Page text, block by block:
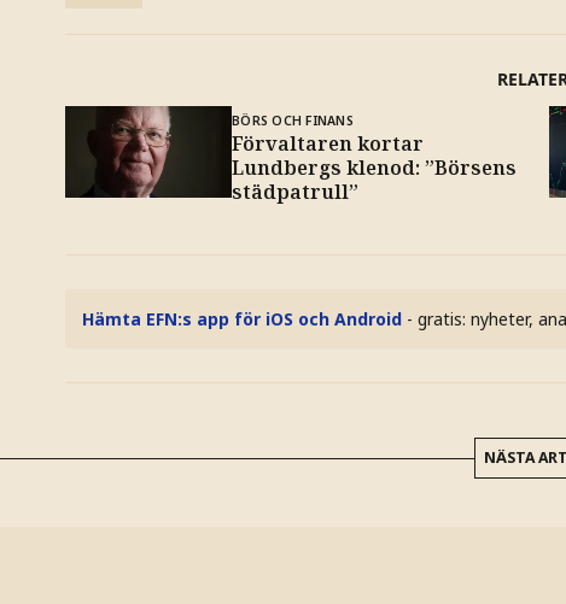
BÖRS OCH FINANS
Förvaltaren kortar
Lundbergs klenod: ”Börsens
städpatrull”
Hämta EFN:s app för iOS och Android - gratis: nyheter,
NÄSTA